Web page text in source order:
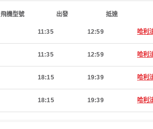
飛機型號 出發 抵達
11:35 12:59 哈利
11:35 12:59 哈利
18:15 19:39 哈利
18:15 19:39 哈利